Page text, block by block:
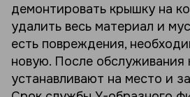
демонтировать крышку на
удалить весь материал и
есть повреждения,
новую. После обслуживания
устанавливают на место и